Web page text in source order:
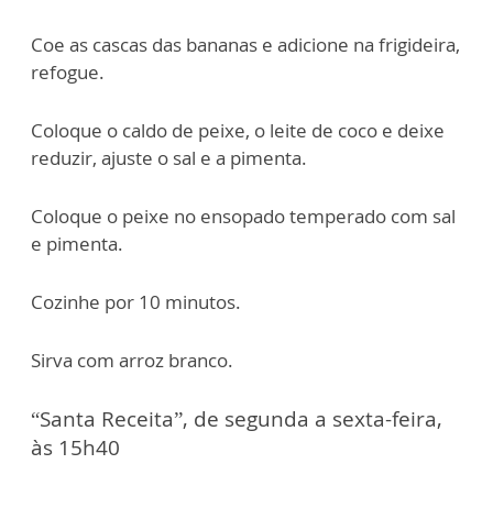
Coe as cascas das bananas e adicione na frigideira,
refogue.
Coloque o caldo de peixe, o leite de coco e deixe
reduzir, ajuste o sal e a pimenta.
Coloque o peixe no ensopado temperado com sal
e pimenta.
Cozinhe por 10 minutos.
Sirva com arroz branco.
“Santa Receita”, de segunda a sexta-feira,
às 15h40